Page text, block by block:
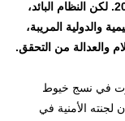
طويلة، امتدت منذ ديسمبر 2018 وحتى أبريل 2019. لكن النظام البائد،
والدولية المريبة،
والعدالة من التحقق.
في نسج خيوط
لجنته الأمنية في